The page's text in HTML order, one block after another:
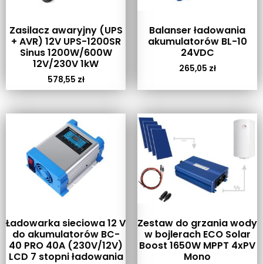
Zasilacz awaryjny (UPS
+ AVR) 12V UPS-1200SR
Sinus 1200W/600W
12V/230V 1kW
578,55 zł
Balanser ładowania
akumulatorów BL-10
24VDC
265,05 zł
Ładowarka sieciowa 12 V
do akumulatorów BC-
40 PRO 40A (230V/12V)
LCD 7 stopni ładowania
Zestaw do grzania wody
w bojlerach ECO Solar
Boost 1650W MPPT 4xPV
Mono